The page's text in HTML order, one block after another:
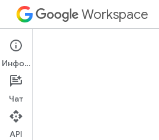
Workspace
Google Chat
Обзор
Информация
Чат
API